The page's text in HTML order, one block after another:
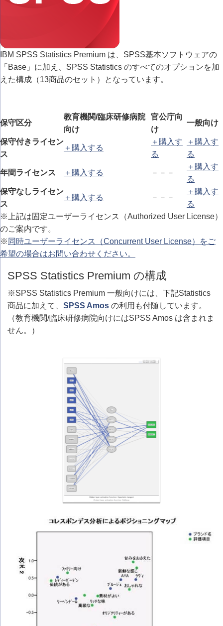
IBM SPSS Statistics Premium は、SPSS基本ソフトウェアの
「Base」に加え、SPSS Statistics のすべてのオプションを加
えた構成（13商品のセット）となっています。
保守区分
教育機関/臨床研修病院
向け
官公庁向
け
一般向け
保守付きライセン
ス
＋購入する
＋購入す
る
＋購入す
る
年間ライセンス ＋購入する －－－
＋購入す
る
保守なしライセン
ス
＋購入する －－－
＋購入す
る
※上記は固定ユーザーライセンス（Authorized User License）
のご案内です。
※ 同時ユーザーライセンス（Concurrent User License）をご
希望の場合はお問い合わせください。
SPSS Statistics Premium の構成
※SPSS Statistics Premium 一般向けには、下記Statistics
商品に加えて、 SPSS Amos の利用も付随しています。
（教育機関/臨床研修病院向けにはSPSS Amos は含まれま
せん。）